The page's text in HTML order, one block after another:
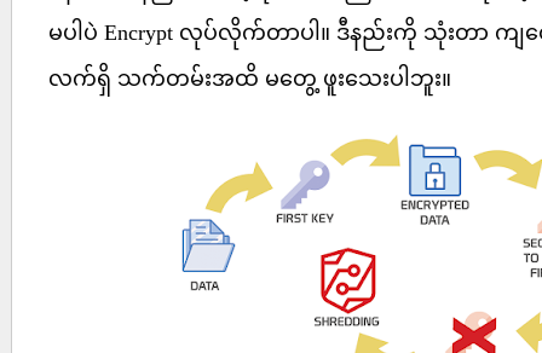
မပါပဲ Encrypt လုပ်လိုက်တာပါ။ ဒီနည်းကို သုံးတာ က
လက်ရှိ သက်တမ်းအထိ မတွေ့ ဖူးသေးပါဘူး။